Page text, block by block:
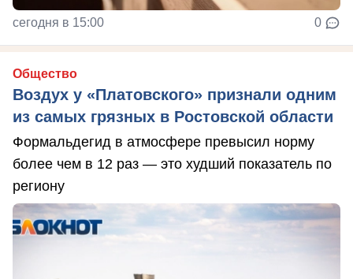
сегодня в 15:00 0
Общество
Воздух у «Платовского» признали одним
из самых грязных в Ростовской области
Формальдегид в атмосфере превысил норму
более чем в 12 раз — это худший показатель по
региону